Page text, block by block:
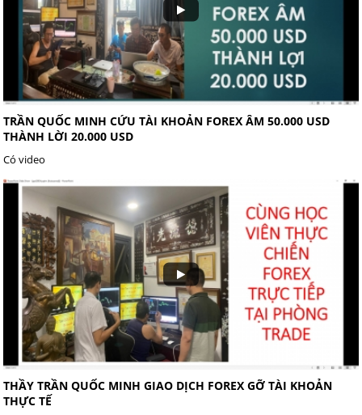
TRẦN QUỐC MINH CỨU TÀI KHOẢN FOREX ÂM 50.000 USD
THÀNH LỜI 20.000 USD
Có video
THẦY TRẦN QUỐC MINH GIAO DỊCH FOREX GỠ TÀI KHOẢN
THỰC TẾ